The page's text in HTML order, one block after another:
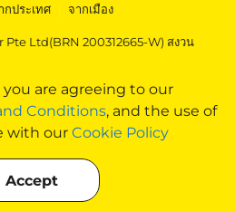
are agreeing to our
Conditions, and the use of
with our Cookie Policy
Accept
กประเทศ | จากเมือง
Ltd(BRN 200312665-W) สงวน